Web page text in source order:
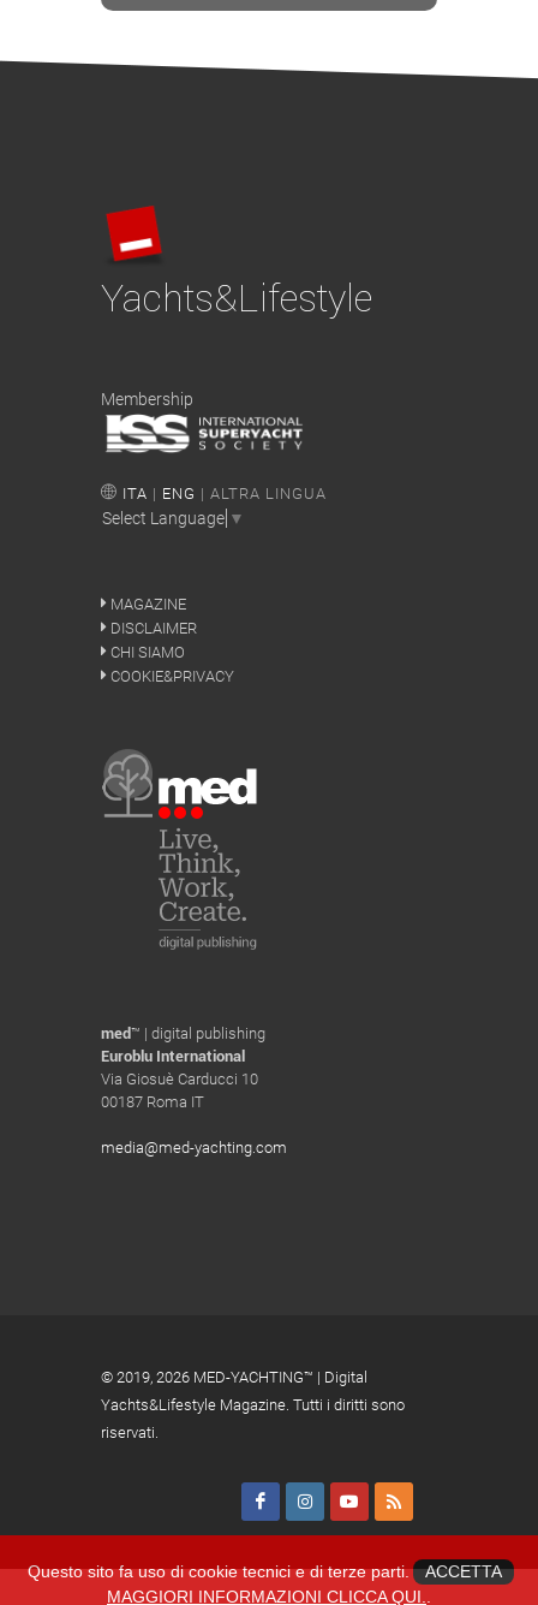
Yachts&Lifestyle
Membership
ITA | ENG | ALTRA LINGUA
Select Language ▼
MAGAZINE
DISCLAIMER
CHI SIAMO
COOKIE&PRIVACY
med™ | digital publishing
Euroblu International
Via Giosuè Carducci 10
00187 Roma IT
media@med-yachting.com
© 2019, 2026 MED-YACHTING™ | Digital
Yachts&Lifestyle Magazine. Tutti i diritti sono
riservati.
ACCETTA
Questo sito fa uso di cookie tecnici e di terze parti.
MAGGIORI INFORMAZIONI CLICCA QUI.